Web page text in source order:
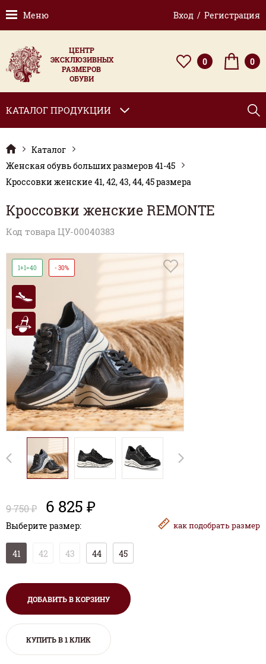
Меню Вход / Регистрация
ЦЕНТР
ЭКСКЛЮЗИВНЫХ
РАЗМЕРОВ
ОБУВИ
0 0
КАТАЛОГ ПРОДУКЦИИ
Каталог
Женская обувь больших размеров 41-45
Кроссовки женские 41, 42, 43, 44, 45 размера
Кроссовки женские REMONTE
Код товара ЦУ-00040383
1+1=40 - 30%
9 750 ₽ 6 825 ₽
Выберите размер: какподобрать размер
41 42 43 44 45
ДОБАВИТЬ В КОРЗИНУ
КУПИТЬ В 1 КЛИК